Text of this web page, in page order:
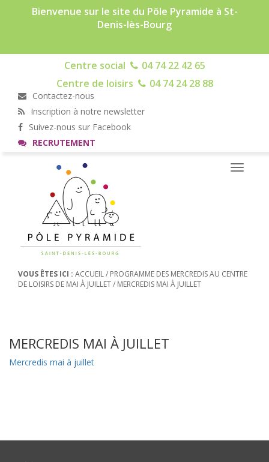
Bienvenue sur le site du Pôle Pyramide à St-
Denis-lès-Bourg
Centre social
04 74 22 42 65
Centre de loisirs
04 74 24 28 88
Contactez-nous
Inscription à notre newsletter
Suivez-nous sur Facebook
RECRUTEMENT
Toggle
VOUS ÊTES ICI : ACCUEIL/ PROGRAMME DES MERCREDIS AU CENTRE
DE LOISIRS DE MAI À JUILLET/ MERCREDIS MAI À JUILLET
MERCREDIS MAI À JUILLET
Mercredis mai à juillet